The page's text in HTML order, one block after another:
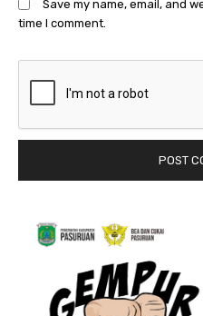
Save my name, email, and
time I comment.